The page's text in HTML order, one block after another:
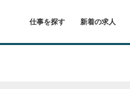
仕事を探す 新着の求人